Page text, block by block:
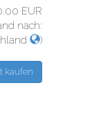
EUR
nach:
)